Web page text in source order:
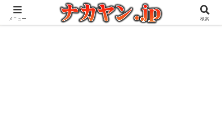
アウトドアとガジェット好きな管理人の愉快な日々を綴るブログ
メニュー 検索